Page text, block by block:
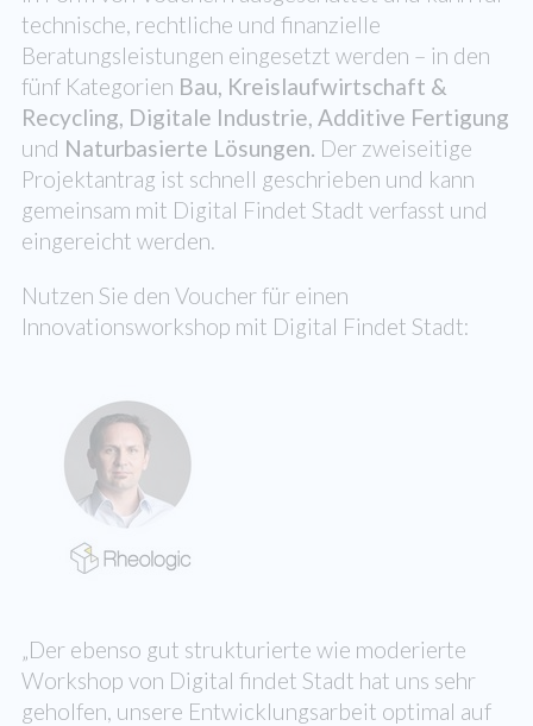
technische, rechtliche und finanzielle
Beratungsleistungen eingesetzt werden – in den
fünf Kategorien Bau, Kreislaufwirtschaft &
Recycling, Digitale Industrie, Additive Fertigung
und Naturbasierte Lösungen. Der zweiseitige
Projektantrag ist schnell geschrieben und kann
gemeinsam mit Digital Findet Stadt verfasst und
eingereicht werden.
Nutzen Sie den Voucher für einen
Innovationsworkshop mit Digital Findet Stadt:
„Der ebenso gut strukturierte wie moderierte
Workshop von Digital findet Stadt hat uns sehr
geholfen, unsere Entwicklungsarbeit optimal auf